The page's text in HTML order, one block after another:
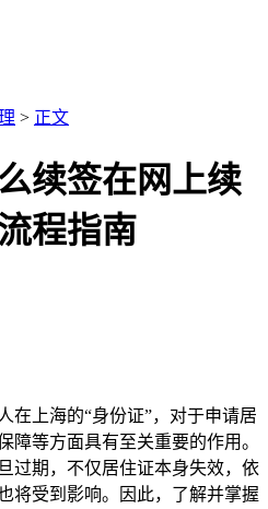
> 正文
续签在网上续
程指南
在上海的“身份证”，对于申请居
障等方面具有至关重要的作用。
过期，不仅居住证本身失效，依
将受到影响。因此，了解并掌握